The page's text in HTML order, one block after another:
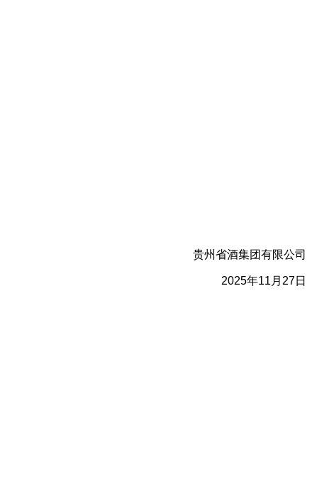
贵州省酒集团有限公司
2025年11月27日